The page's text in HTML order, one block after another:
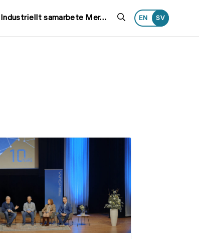
Industriellt samarbete Mer… Search
EN SV